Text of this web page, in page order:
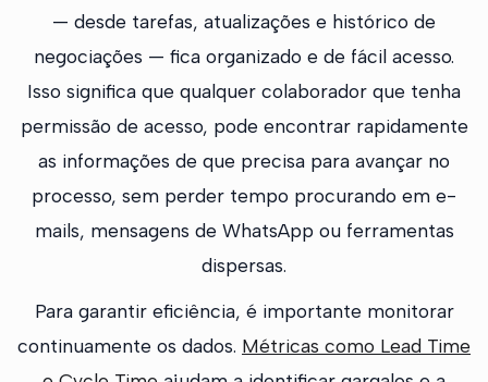
— desde tarefas, atualizações e histórico de
negociações — fica organizado e de fácil acesso.
Isso significa que qualquer colaborador que tenha
permissão de acesso, pode encontrar rapidamente
as informações de que precisa para avançar no
processo, sem perder tempo procurando em e-
mails, mensagens de WhatsApp ou ferramentas
dispersas.
Para garantir eficiência, é importante monitorar
continuamente os dados. Métricas como Lead Time